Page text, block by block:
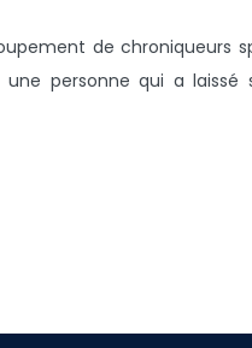
de chroniqueurs
personne qui a